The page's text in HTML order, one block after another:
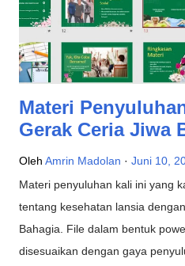
Materi
Gerak Ceria Jiwa
Oleh Amrin Madolan
Juni 10,
Materi penyuluhan kali ini yang
tentang kesehatan lansia
Bahagia. File dalam bentuk
disesuaikan dengan gaya